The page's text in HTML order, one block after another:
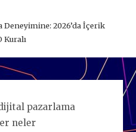
2026’da İçerik
Kuralı
pazarlama
neler